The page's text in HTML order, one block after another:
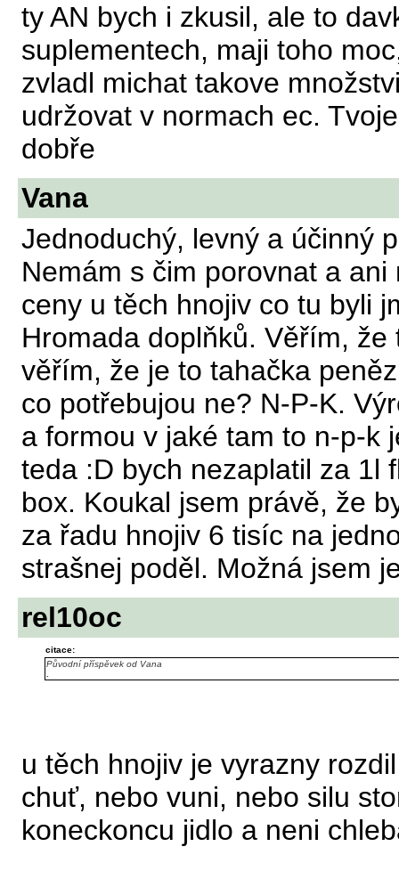
ty AN bych i zkusil, ale to
suplementech, maji toho
zvladl michat takove
udržovat v normach ec.
dobře
Vana
Jednoduchý, levný a účinný
Nemám s čim porovnat a
ceny u těch hnojiv co tu byli
Hromada doplňků. Věřím,
věřím, že je to tahačka
co potřebujou ne? N-P-K.
a formou v jaké tam to n-p-k
teda :D bych nezaplatil za 1l
box. Koukal jsem právě, že
za řadu hnojiv 6 tisíc na
strašnej poděl. Možná jsem
rel10oc
citace:
Původní příspěvek od Vana
u těch hnojiv je vyrazny
chuť, nebo vuni, nebo silu
koneckoncu jidlo a neni